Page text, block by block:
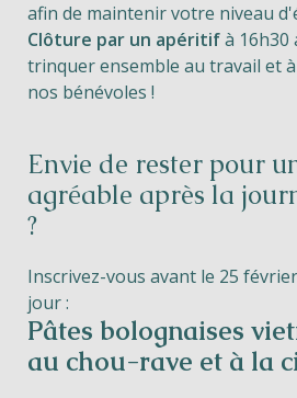
afin de maintenir votre niveau
Clôture par un apéritifà 16h30
trinquer ensemble au travail et
nos bénévoles !
Envie de rester pour
agréable après la
?
Inscrivez-vous avant le 25
jour :
Pâtes bolognaises
au chou-rave et à la